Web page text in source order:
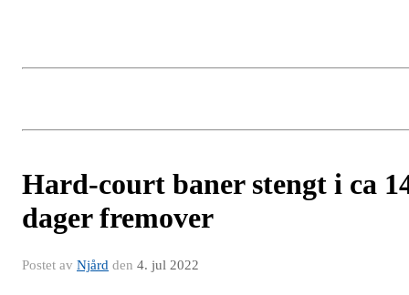
Hard-court baner stengt i ca
dager fremover
Postet av Njård den 4. jul 2022